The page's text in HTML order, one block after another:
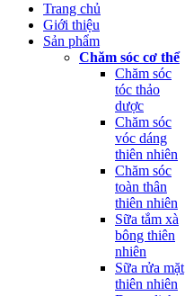
Trang chủ
Giới thiệu
Sản phẩm
Chăm sóc cơ thể
Chăm sóc
tóc thảo
dược
Chăm sóc
vóc dáng
thiên nhiên
Chăm sóc
toàn thân
thiên nhiên
Sữa tắm xà
bông thiên
nhiên
Sữa rửa mặt
thiên nhiên